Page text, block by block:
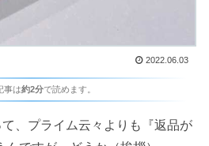
2022.06.03
事は約2分で読めます。
、プライム云々よりも『返品が